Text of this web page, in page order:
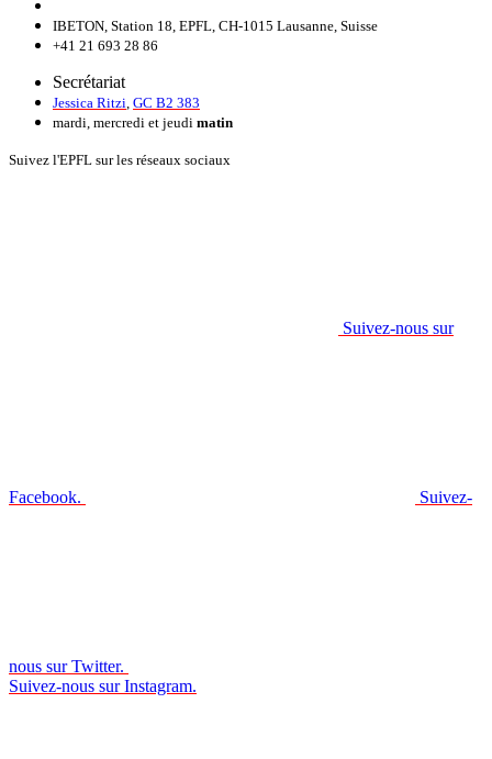
IBETON, Station 18, EPFL, CH-1015 Lausanne, Suisse
+41 21 693 28 86
Secrétariat
Jessica Ritzi GC B2 383
mardi, mercredi et jeudi matin
Suivez l'EPFL sur les réseaux sociaux
Suivez-nous sur
Facebook. Suivez-
nous sur Twitter.
Suivez-nous sur Instagram.